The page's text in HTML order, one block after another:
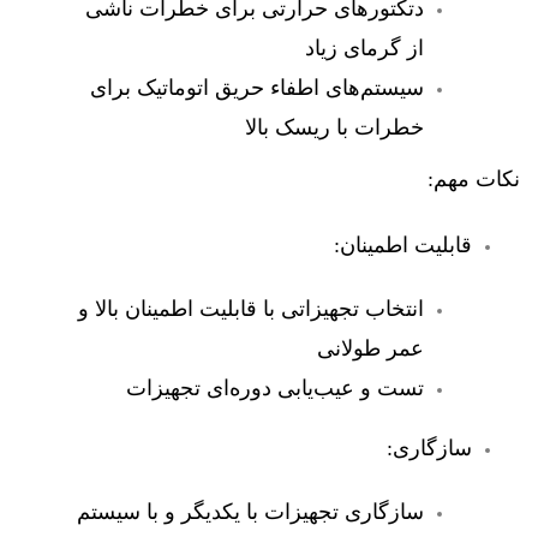
دتکتورهای حرارتی برای خطرات ناشی
از گرمای زیاد
سیستم‌های اطفاء حریق اتوماتیک برای
خطرات با ریسک بالا
نکات مهم:
قابلیت اطمینان:
انتخاب تجهیزاتی با قابلیت اطمینان بالا و
عمر طولانی
تست و عیب‌یابی دوره‌ای تجهیزات
سازگاری:
سازگاری تجهیزات با یکدیگر و با سیستم